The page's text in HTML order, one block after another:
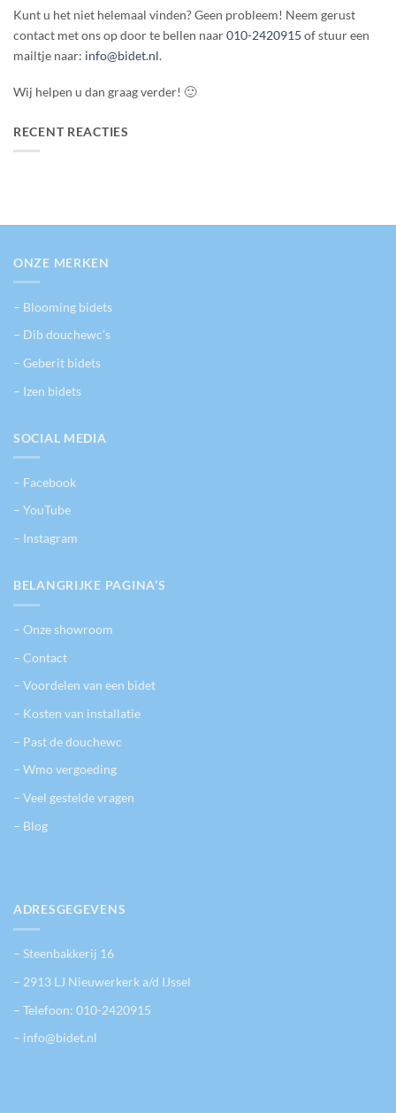
Kunt u het niet helemaal vinden? Geen probleem! Neem gerust
contact met ons op door te bellen naar010-2420915 of stuur een
mailtje naar: info@bidet.nl.
Wij helpen u dan graag verder! 🙂
RECENT REACTIES
ONZE MERKEN
– Blooming bidets
– Dib douchewc’s
– Geberit bidets
– Izen bidets
SOCIAL MEDIA
– Facebook
– YouTube
– Instagram
BELANGRIJKE PAGINA’S
– Onze showroom
– Contact
– Voordelen van een bidet
– Kosten van installatie
– Past de douchewc
– Wmo vergoeding
– Veel gestelde vragen
– Blog
ADRESGEGEVENS
– Steenbakkerij 16
– 2913 LJ Nieuwerkerk a/d IJssel
– Telefoon: 010-2420915
– info@bidet.nl